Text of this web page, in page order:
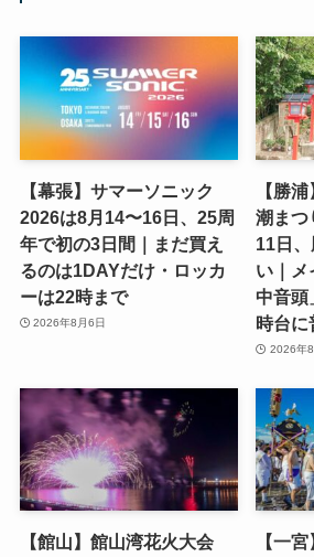
【幕張】サマーソニック
2026は8月14〜16日、25周
年で初の3日間｜まだ買え
るのは1DAYだけ・ロッカ
ーは22時まで
2026年8月6日
【勝
潮まつ
11日
い｜メ
中音頭
時台に
2026年
【館山】館山湾花火大会
【一